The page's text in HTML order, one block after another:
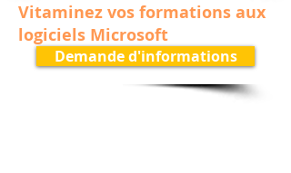
Vitaminez vos formations aux
logiciels Microsoft
Demande d'informations